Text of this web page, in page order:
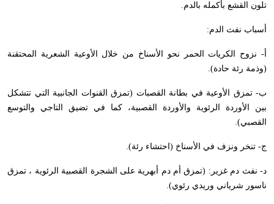
تلون القشع بأكمله بالدم.
أسباب نفث الدم:
أ- نزوح الكريات الحمر نحو الأسناخ من خلال الأوعية الشعرية المحتقنة
(وذمة رئة حادة).
ب- تمزق الأوعية في بطانة القصبات (تمزق القنوات الجانبية التي تتشكل
بين الأوردة الرئوية والأوردة القصبية، كما في تضيق التاجي والتوسع
القصبي).
ج- تنخر ونزف في الأسناخ (احتشاء رئة).
د- نفث دم غزير: (تمزق أم دم أبهرية على الشجرة القصبية الرئوية ، تمزق
ناسور شرياني وريدي رئوي).